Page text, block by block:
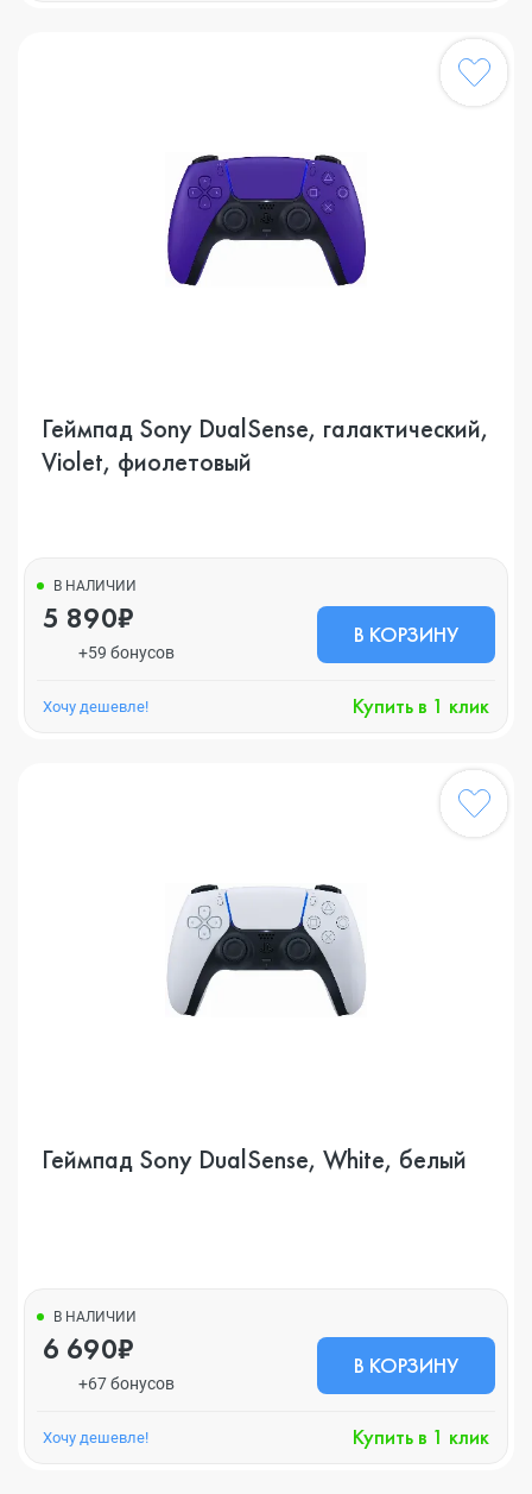
Геймпад Sony DualSense, галактический,
Violet, фиолетовый
В НАЛИЧИИ
5 890₽
+59 бонусов
В КОРЗИНУ
Хочу дешевле! Купить в 1 клик
Геймпад Sony DualSense, White, белый
В НАЛИЧИИ
6 690₽
+67 бонусов
В КОРЗИНУ
Хочу дешевле! Купить в 1 клик